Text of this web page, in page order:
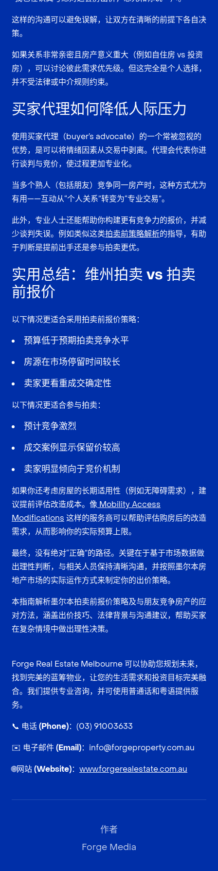
这样的沟通可以避免误解，让双方在清晰的前提下各自决
策。
如果关系非常亲密且房产意义重大（例如自住房 vs 投资
房），可以讨论彼此需求优先级。但这完全是个人选择，
并不受法律或中介规则约束。
买家代理如何降低人际压力
使用买家代理（buyer’s advocate）的一个常被忽视的
优势，是可以将情绪因素从交易中剥离。代理会代表你进
行谈判与竞价，使过程更加专业化。
当多个熟人（包括朋友）竞争同一房产时，这种方式尤为
有用——互动从“个人关系”转变为“专业交易”。
此外，专业人士还能帮助你构建更有竞争力的报价，并减
少谈判失误。例如类似这类拍卖前策略解析的指导，有助
于判断是提前出手还是参与拍卖更优。
实用总结：维州拍卖 vs 拍卖
前报价
以下情况更适合采用拍卖前报价策略：
预算低于预期拍卖竞争水平
房源在市场停留时间较长
卖家更看重成交确定性
以下情况更适合参与拍卖：
预计竞争激烈
成交案例显示保留价较高
卖家明显倾向于竞价机制
如果你还考虑房屋的长期适用性（例如无障碍需求），建
议提前评估改造成本。像 Mobility Access
Modifications 这样的服务商可以帮助评估购房后的改造
需求，从而影响你的实际预算上限。
最终，没有绝对“正确”的路径。关键在于基于市场数据做
出理性判断，与相关人员保持清晰沟通，并按照墨尔本房
地产市场的实际运作方式来制定你的出价策略。
本指南解析墨尔本拍卖前报价策略及与朋友竞争房产的应
对方法，涵盖出价技巧、法律背景与沟通建议，帮助买家
在复杂情境中做出理性决策。
Forge Real Estate Melbourne 可以协助您规划未来，
找到完美的蓝筹物业，让您的生活需求和投资目标完美融
合。我们提供专业咨询，并可使用普通话和粤语提供服
务。
📞 电话 (Phone)： (03) 91003633
✉️ 电子邮件 (Email)： info@forgeproperty.com.au
🌐网站 (Website)： www.forgerealestate.com.au
作者
Forge Media